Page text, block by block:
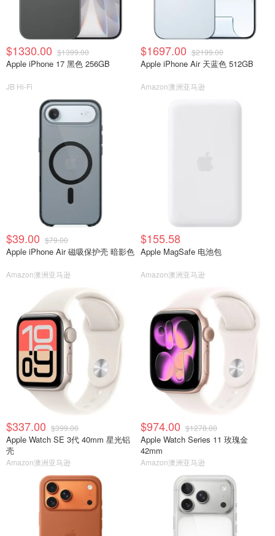
$1330.00 $1399.00
Apple iPhone 17 黑色 256GB
JB Hi-Fi
$1697.00 $2199.00
Apple iPhone Air 天蓝色 512GB
Amazon澳洲亚马逊
$39.00 $79.00
Apple iPhone Air 磁吸保护壳 暗影色
Amazon澳洲亚马逊
$155.58
Apple MagSafe 电池包
Amazon澳洲亚马逊
$337.00 $399.00
Apple Watch SE 3代 40mm 星光铝
壳
Amazon澳洲亚马逊
$974.00 $1278.00
Apple Watch Series 11 玫瑰金
42mm
Amazon澳洲亚马逊